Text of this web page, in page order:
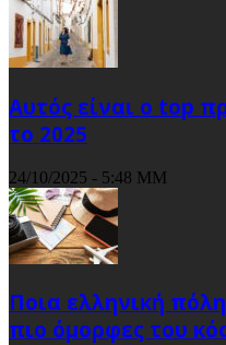
Αυτός είναι ο top
το 2025
24/10/2025 - 5:48 ΜΜ
Ποια ελληνική
πιο όμορφες του